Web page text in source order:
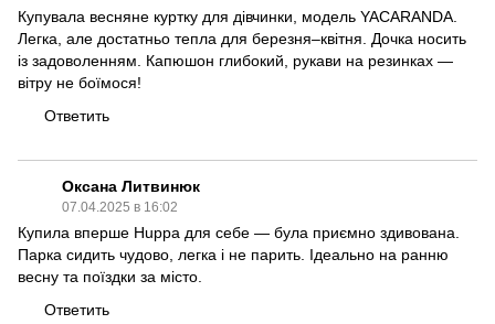
Купувала веснянe куртку для дівчинки, модель YACARANDA.
Легка, але достатньо тепла для березня–квітня. Дочка носить
із задоволенням. Капюшон глибокий, рукави на резинках —
вітру не боїмося!
Ответить
Оксана Литвинюк
07.04.2025 в 16:02
Купила вперше Huppa для себе — була приємно здивована.
Парка сидить чудово, легка і не парить. Ідеально на ранню
весну та поїздки за місто.
Ответить